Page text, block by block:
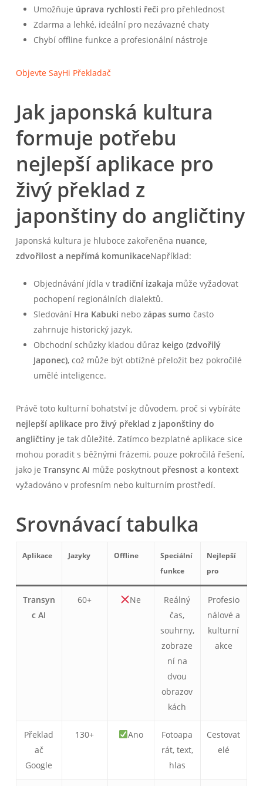
Umožňuje úprava rychlosti řeči pro přehlednost
Zdarma a lehké, ideální pro nezávazné chaty
Chybí offline funkce a profesionální nástroje
Objevte SayHi Překladač
Jak japonská kultura
formuje potřebu
nejlepší aplikace pro
živý překlad z
japonštiny do angličtiny
Japonská kultura je hluboce zakořeněna nuance,
zdvořilost a nepřímá komunikaceNapříklad:
Objednávání jídla v tradiční izakaja může vyžadovat
pochopení regionálních dialektů.
Sledování Hra Kabuki nebo zápas sumo často
zahrnuje historický jazyk.
Obchodní schůzky kladou důraz keigo (zdvořilý
Japonec), což může být obtížné přeložit bez pokročilé
umělé inteligence.
Právě toto kulturní bohatství je důvodem, proč si vybíráte
nejlepší aplikace pro živý překlad z japonštiny do
angličtinyje tak důležité. Zatímco bezplatné aplikace sice
mohou poradit s běžnými frázemi, pouze pokročilá řešení,
jako je Transync AI může poskytnout přesnost a kontext
vyžadováno v profesním nebo kulturním prostředí.
Srovnávací tabulka
Aplikace Jazyky Offline
Speciální
funkce
Nejlepší
pro
Transyn
c AI
60+ Ne
Reálný
čas,
souhrny,
zobraze
ní na
dvou
obrazov
kách
Profesio
nálové a
kulturní
akce
Překlad
ač
Google
130+ Ano
Fotoapa
rát, text,
hlas
Cestovat
elé